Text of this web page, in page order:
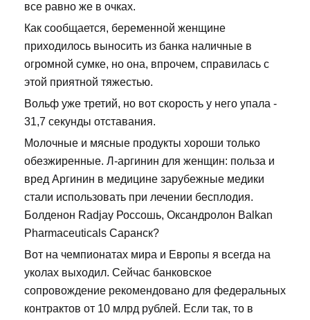
все равно же в очках.
Как сообщается, беременной женщине
приходилось выносить из банка наличные в
огромной сумке, но она, впрочем, справилась с
этой приятной тяжестью.
Вольф уже третий, но вот скорость у него упала -
31,7 секунды отставания.
Молочные и мясные продукты хороши только
обезжиренные. Л-аргинин для женщин: польза и
вред Аргинин в медицине зарубежные медики
стали использовать при лечении бесплодия.
Болденон Radjay Россошь, Оксандролон Balkan
Pharmaceuticals Саранск?
Вот на чемпионатах мира и Европы я всегда на
уколах выходил. Сейчас банковское
сопровождение рекомендовано для федеральных
контрактов от 10 млрд рублей. Если так, то в